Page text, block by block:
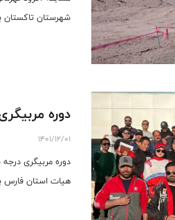
شهرستان تاکستان
دوره
1401/12/01
دوره مربیگری
هیات استان فارس